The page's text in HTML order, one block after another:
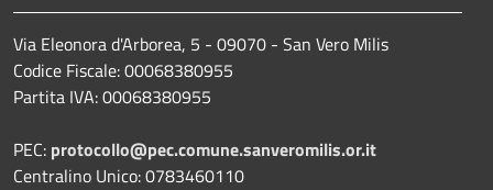
Via Eleonora d'Arborea, 5 - 09070 - San Vero Milis
Codice Fiscale: 00068380955
Partita IVA: 00068380955
PEC: protocollo@pec.comune.sanveromilis.or.it
Centralino Unico: 0783460110